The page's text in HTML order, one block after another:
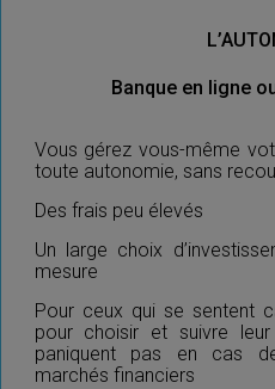
Banque en ligne
Vous gérez vous-même
toute autonomie, sans
Des frais peu élevés
Un large choix
mesure
Pour ceux qui se sentent
pour choisir et suivre
paniquent pas en cas
marchés financiers